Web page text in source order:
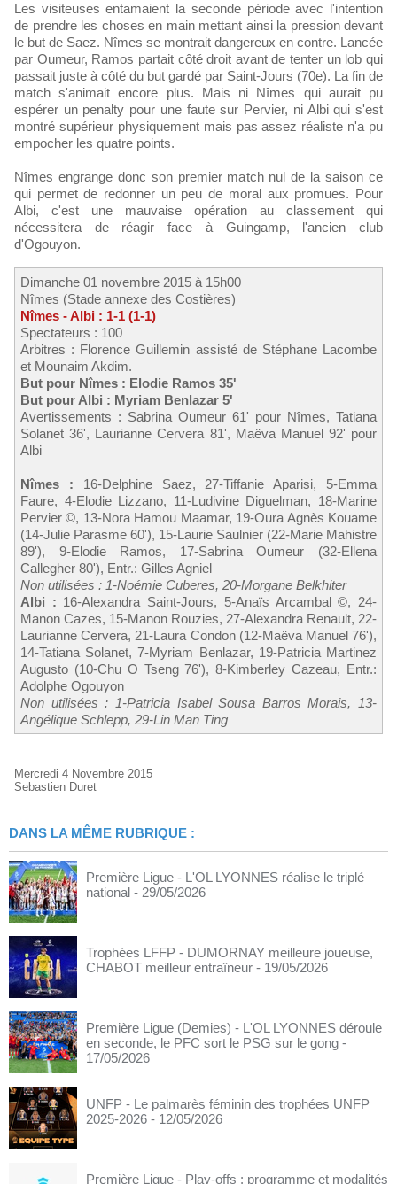
Les visiteuses entamaient la seconde période avec l'intention
de prendre les choses en main mettant ainsi la pression devant
le but de Saez. Nîmes se montrait dangereux en contre. Lancée
par Oumeur, Ramos partait côté droit avant de tenter un lob qui
passait juste à côté du but gardé par Saint-Jours (70e). La fin de
match s'animait encore plus. Mais ni Nîmes qui aurait pu
espérer un penalty pour une faute sur Pervier, ni Albi qui s'est
montré supérieur physiquement mais pas assez réaliste n'a pu
empocher les quatre points.
Nîmes engrange donc son premier match nul de la saison ce
qui permet de redonner un peu de moral aux promues. Pour
Albi, c'est une mauvaise opération au classement qui
nécessitera de réagir face à Guingamp, l'ancien club
d'Ogouyon.
Dimanche 01 novembre 2015 à 15h00
Nîmes (Stade annexe des Costières)
Nîmes - Albi : 1-1 (1-1)
Spectateurs : 100
Arbitres : Florence Guillemin assisté de Stéphane Lacombe
et Mounaim Akdim.
But pour Nîmes : Elodie Ramos 35'
But pour Albi : Myriam Benlazar 5'
Avertissements : Sabrina Oumeur 61' pour Nîmes, Tatiana
Solanet 36', Laurianne Cervera 81', Maëva Manuel 92' pour
Albi
Nîmes : 16-Delphine Saez, 27-Tiffanie Aparisi, 5-Emma
Faure, 4-Elodie Lizzano, 11-Ludivine Diguelman, 18-Marine
Pervier ©, 13-Nora Hamou Maamar, 19-Oura Agnès Kouame
(14-Julie Parasme 60'), 15-Laurie Saulnier (22-Marie Mahistre
89'), 9-Elodie Ramos, 17-Sabrina Oumeur (32-Ellena
Callegher 80'), Entr.: Gilles Agniel
Non utilisées : 1-Noémie Cuberes, 20-Morgane Belkhiter
Albi : 16-Alexandra Saint-Jours, 5-Anaïs Arcambal ©, 24-
Manon Cazes, 15-Manon Rouzies, 27-Alexandra Renault, 22-
Laurianne Cervera, 21-Laura Condon (12-Maëva Manuel 76'),
14-Tatiana Solanet, 7-Myriam Benlazar, 19-Patricia Martinez
Augusto (10-Chu O Tseng 76'), 8-Kimberley Cazeau, Entr.:
Adolphe Ogouyon
Non utilisées : 1-Patricia Isabel Sousa Barros Morais, 13-
Angélique Schlepp, 29-Lin Man Ting
Mercredi 4 Novembre 2015
Sebastien Duret
DANS LA MÊME RUBRIQUE :
Première Ligue - L'OL LYONNES réalise le triplé
national - 29/05/2026
Trophées LFFP - DUMORNAY meilleure joueuse,
CHABOT meilleur entraîneur - 19/05/2026
Première Ligue (Demies) - L'OL LYONNES déroule
en seconde, le PFC sort le PSG sur le gong -
17/05/2026
UNFP - Le palmarès féminin des trophées UNFP
2025-2026 - 12/05/2026
Première Ligue - Play-offs : programme et modalités